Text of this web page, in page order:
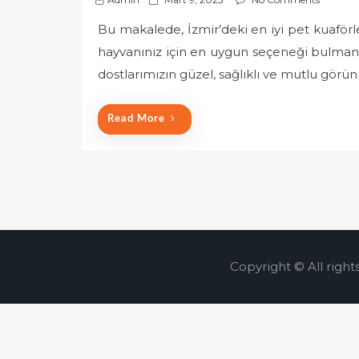
s
t
e
o
n
Bu makalede, İzmir’deki en iyi pet
hayvanınız için en uygun seçeneği
dostlarımızın güzel, sağlıklı ve mutlu
Read More
Copyright © All